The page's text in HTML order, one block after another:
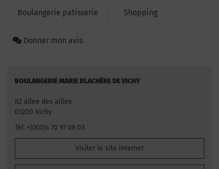
Boulangerie patisserie Shopping
Donner mon avis
BOULANGERIE MARIE BLACHÈRE DE VICHY
82 allee des ailles
03200 Vichy
Tél. +33(0)4 70 97 06 03
Visiter le site internet